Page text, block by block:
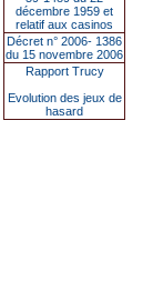
décembre 1959 et
relatif aux casinos
Décret n° 2006- 1386
du 15 novembre 2006
Rapport Trucy
Evolution des jeux de
hasard